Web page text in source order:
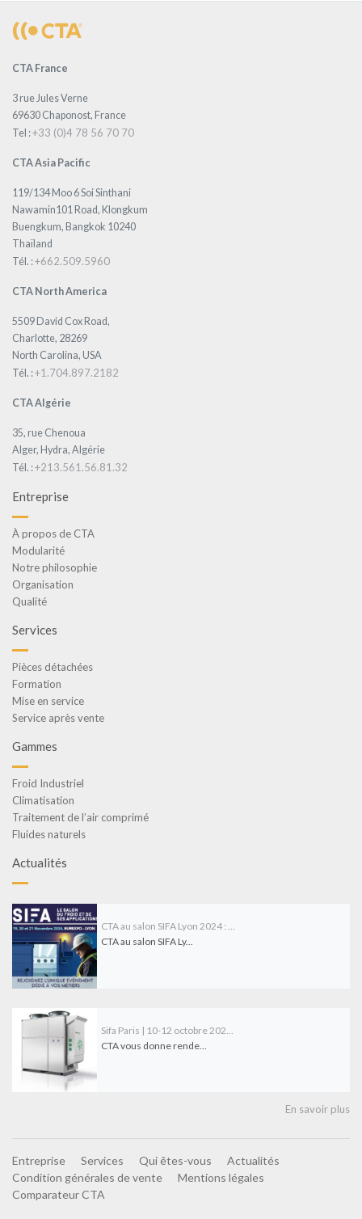
CTA France
3 rue Jules Verne
69630 Chaponost, France
Tel :+33 (0)4 78 56 70 70
CTA Asia Pacific
119/134 Moo 6 Soi Sinthani
Nawamin101 Road, Klongkum
Buengkum, Bangkok 10240
Thaïland
Tél. :+662.509.5960
CTA North America
5509 David Cox Road,
Charlotte, 28269
North Carolina, USA
Tél. :+1.704.897.2182
CTA Algérie
35, rue Chenoua
Alger, Hydra, Algérie
Tél. :+213.561.56.81.32
Entreprise
À propos de CTA
Modularité
Notre philosophie
Organisation
Qualité
Services
Pièces détachées
Formation
Mise en service
Service après vente
Gammes
Froid Industriel
Climatisation
Traitement de l’air comprimé
Fluides naturels
Actualités
CTA au salon SIFA Lyon 2024 : ...
CTA au salon SIFA Ly...
Sifa Paris | 10-12 octobre 202...
CTA vous donne rende...
En savoir plus
Entreprise Services Qui êtes-vous
Actualités
Condition générales de vente
Mentions légales
Comparateur CTA